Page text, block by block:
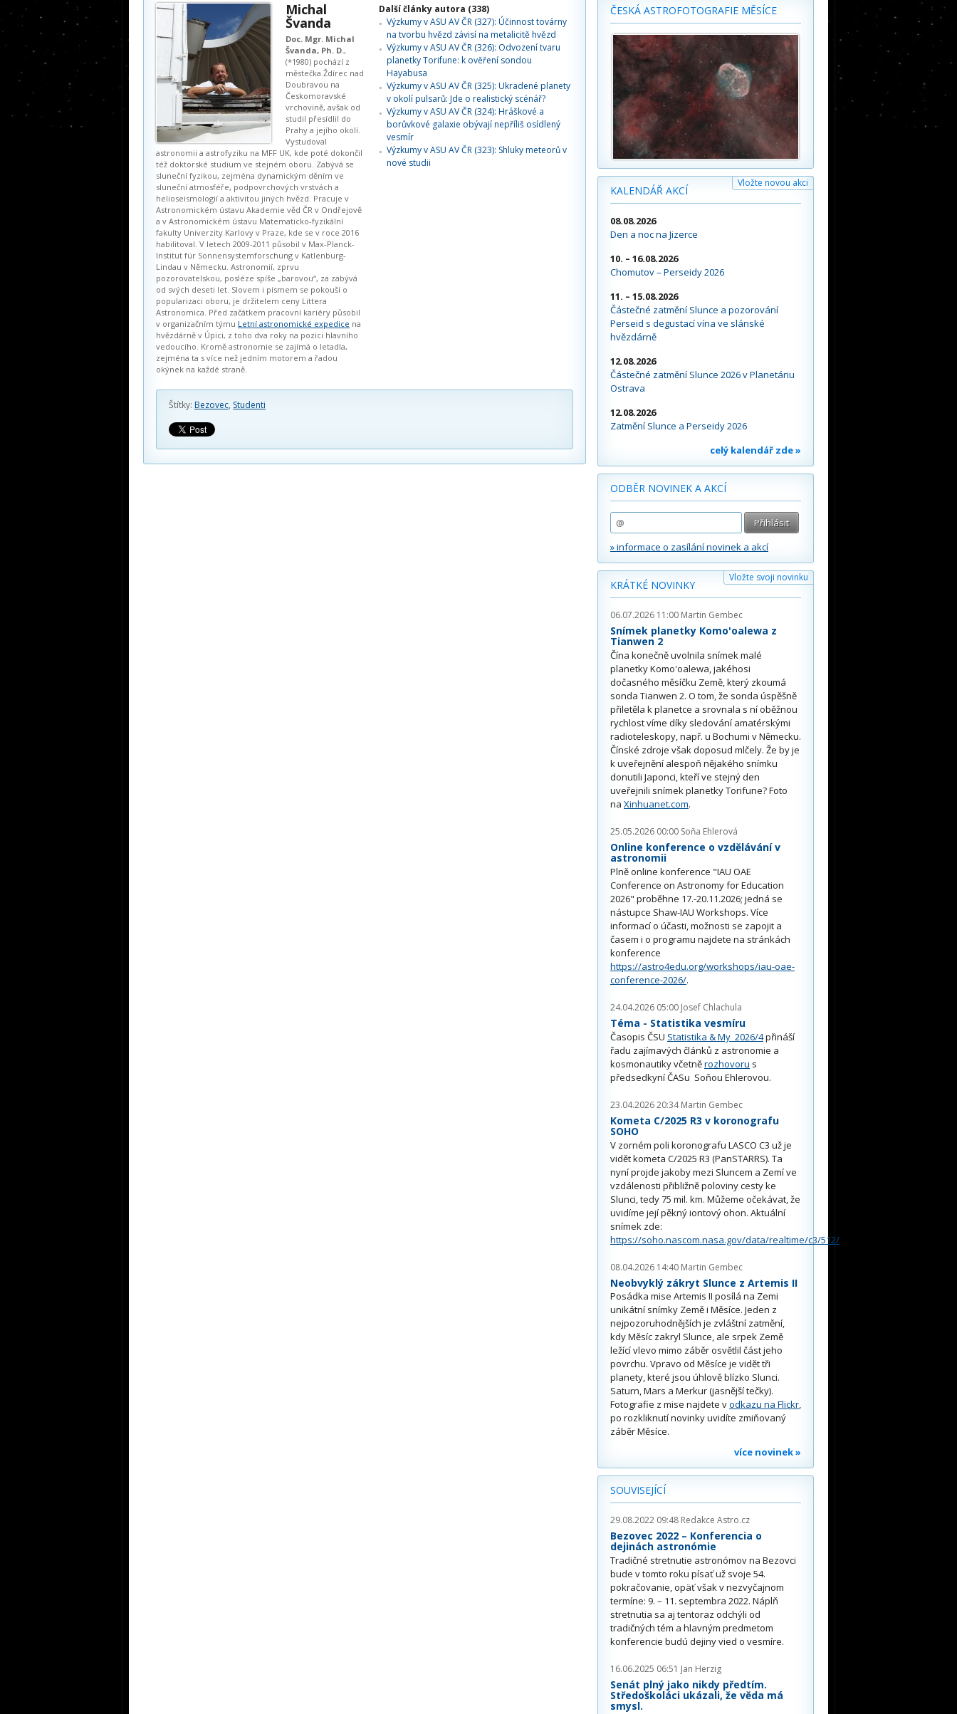
Michal
Švanda
Doc. Mgr. Michal
Švanda, Ph. D.,
(*1980) pochází z
městečka Ždírec nad
Doubravou na
Českomoravské
vrchovině, avšak od
studií přesídlil do
Prahy a jejího okolí.
Vystudoval
astronomii a astrofyziku na MFF UK, kde poté dokončil
též doktorské studium ve stejném oboru. Zabývá se
sluneční fyzikou, zejména dynamickým děním ve
sluneční atmosféře, podpovrchových vrstvách a
helioseismologií a aktivitou jiných hvězd. Pracuje v
Astronomickém ústavu Akademie věd ČR v Ondřejově
a v Astronomickém ústavu Matematicko-fyzikální
fakulty Univerzity Karlovy v Praze, kde se v roce 2016
habilitoval. V letech 2009-2011 působil v Max-Planck-
Institut für Sonnensystemforschung v Katlenburg-
Lindau v Německu. Astronomií, zprvu
pozorovatelskou, posléze spíše „barovou“, za zabývá
od svých deseti let. Slovem i písmem se pokouší o
popularizaci oboru, je držitelem ceny Littera
Astronomica. Před začátkem pracovní kariéry působil
v organizačním týmu Letní astronomické expedice na
hvězdárně v Úpici, z toho dva roky na pozici hlavního
vedoucího. Kromě astronomie se zajímá o letadla,
zejména ta s více než jedním motorem a řadou
okýnek na každé straně.
Další články autora (338)
Výzkumy v ASU AV ČR (327): Účinnost továrny
na tvorbu hvězd závisí na metalicitě hvězd
Výzkumy v ASU AV ČR (326): Odvození tvaru
planetky Torifune: k ověření sondou
Hayabusa
Výzkumy v ASU AV ČR (325): Ukradené planety
v okolí pulsarů: Jde o realistický scénář?
Výzkumy v ASU AV ČR (324): Hráškové a
borůvkové galaxie obývají nepříliš osídlený
vesmír
Výzkumy v ASU AV ČR (323): Shluky meteorů v
nové studii
Štítky: Bezovec, Studenti
ČESKÁ ASTROFOTOGRAFIE MĚSÍCE
KALENDÁŘ AKCÍ
Vložte novou akci
08.08.2026
Den a noc na Jizerce
10. – 16.08.2026
Chomutov – Perseidy 2026
11. – 15.08.2026
Částečné zatmění Slunce a pozorování
Perseid s degustací vína ve slánské
hvězdárně
12.08.2026
Částečné zatmění Slunce 2026 v Planetáriu
Ostrava
12.08.2026
Zatmění Slunce a Perseidy 2026
celý kalendář zde »
ODBĚR NOVINEK A AKCÍ
» informace o zasílání novinek a akcí
Vložte svoji novinku
KRÁTKÉ NOVINKY
06.07.2026 11:00 Martin Gembec
Snímek planetky Komo'oalewa z
Tianwen 2
Čína konečně uvolnila snímek malé
planetky Komo'oalewa, jakéhosi
dočasného měsíčku Země, který zkoumá
sonda Tianwen 2. O tom, že sonda úspěšně
přiletěla k planetce a srovnala s ní oběžnou
rychlost víme díky sledování amatérskými
radioteleskopy, např. u Bochumi v Německu.
Čínské zdroje však doposud mlčely. Že by je
k uveřejnění alespoň nějakého snímku
donutili Japonci, kteří ve stejný den
uveřejnili snímek planetky Torifune? Foto
na Xinhuanet.com.
25.05.2026 00:00 Soňa Ehlerová
Online konference o vzdělávání v
astronomii
Plně online konference "IAU OAE
Conference on Astronomy for Education
2026" proběhne 17.-20.11.2026; jedná se
nástupce Shaw-IAU Workshops. Více
informací o účasti, možnosti se zapojit a
časem i o programu najdete na stránkách
konference
https://astro4edu.org/workshops/iau-oae-
conference-2026/.
24.04.2026 05:00 Josef Chlachula
Téma - Statistika vesmíru
Časopis ČSU Statistika & My 2026/4přináší
řadu zajímavých článků z astronomie a
kosmonautiky včetněrozhovoru s
předsedkyní ČASu Soňou Ehlerovou.
23.04.2026 20:34 Martin Gembec
Kometa C/2025 R3 v koronografu
SOHO
V zorném poli koronografu LASCO C3 už je
vidět kometa C/2025 R3 (PanSTARRS). Ta
nyní projde jakoby mezi Sluncem a Zemí ve
vzdálenosti přibližně poloviny cesty ke
Slunci, tedy 75 mil. km. Můžeme očekávat, že
uvidíme její pěkný iontový ohon. Aktuální
snímek zde:
https://soho.nascom.nasa.gov/data/realtime/c3/512/
08.04.2026 14:40 Martin Gembec
Neobvyklý zákryt Slunce z Artemis II
Posádka mise Artemis II posílá na Zemi
unikátní snímky Země i Měsíce. Jeden z
nejpozoruhodnějších je zvláštní zatmění,
kdy Měsíc zakryl Slunce, ale srpek Země
ležící vlevo mimo záběr osvětlil část jeho
povrchu. Vpravo od Měsíce je vidět tři
planety, které jsou úhlově blízko Slunci.
Saturn, Mars a Merkur (jasnější tečky).
Fotografie z mise najdete vodkazu na Flickr,
po rozkliknutí novinky uvidíte zmiňovaný
záběr Měsíce.
více novinek »
SOUVISEJÍCÍ
29.08.2022 09:48 Redakce Astro.cz
Bezovec 2022 – Konferencia o
dejinách astronómie
Tradičné stretnutie astronómov na Bezovci
bude v tomto roku písať už svoje 54.
pokračovanie, opäť však v nezvyčajnom
termíne: 9. – 11. septembra 2022. Náplň
stretnutia sa aj tentoraz odchýli od
tradičných tém a hlavným predmetom
konferencie budú dejiny vied o vesmíre.
16.06.2025 06:51 Jan Herzig
Senát plný jako nikdy předtím.
Středoškoláci ukázali, že věda má
smysl.